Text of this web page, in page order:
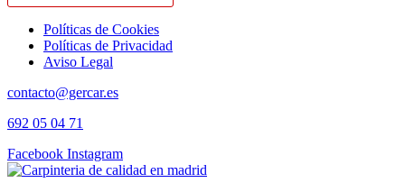
Políticas de Cookies
Políticas de Privacidad
Aviso Legal
Ir
contenido
contacto@gercar.es
692 05 04 71
Facebook Instagram